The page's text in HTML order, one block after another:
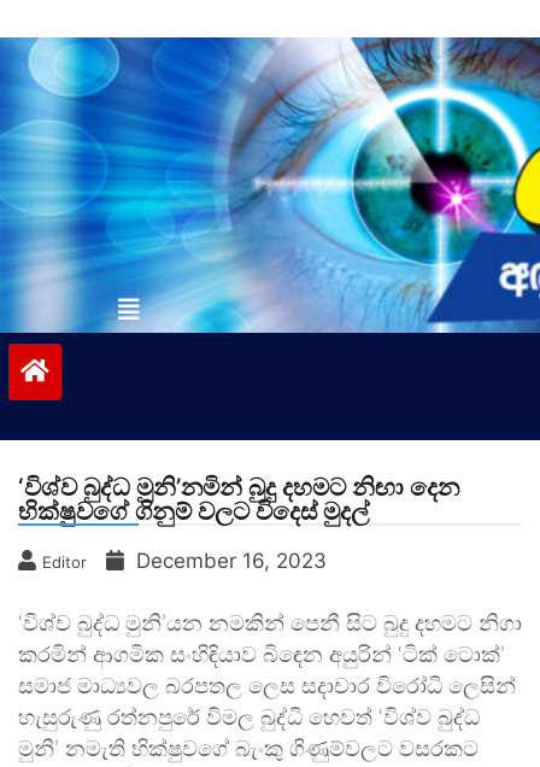
to
contentvinivida.lk
‘විශ්ව බුද්ධ මුනි’නමින් බුදු දහමට නිඟා දෙන
භික්ෂුවගේ ගිනුම් වලට විදෙස් මුදල්
Editor December 16, 2023
‘විශ්ව බුද්ධ මුනි’යන නමකින් පෙනී සිට බුදු දහමට නිගා
කරමින් ආගමික සංහිඳියාව බිඳෙන අයුරින් ‘ටික් ටොක්’
සමාජ මාධ්‍යවල බරපතල ලෙස සදාචාර විරෝධී ලෙසින්
හැසුරුණු රත්නපුරේ විමල බුද්ධි හෙවත් ‘විශ්ව බුද්ධ
මුනි’ නමැති භික්ෂුවගේ බැංකු ගිණුම්වලට වසරකට